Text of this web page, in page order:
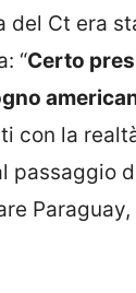
del Ct era
“Certo
con la
passaggio